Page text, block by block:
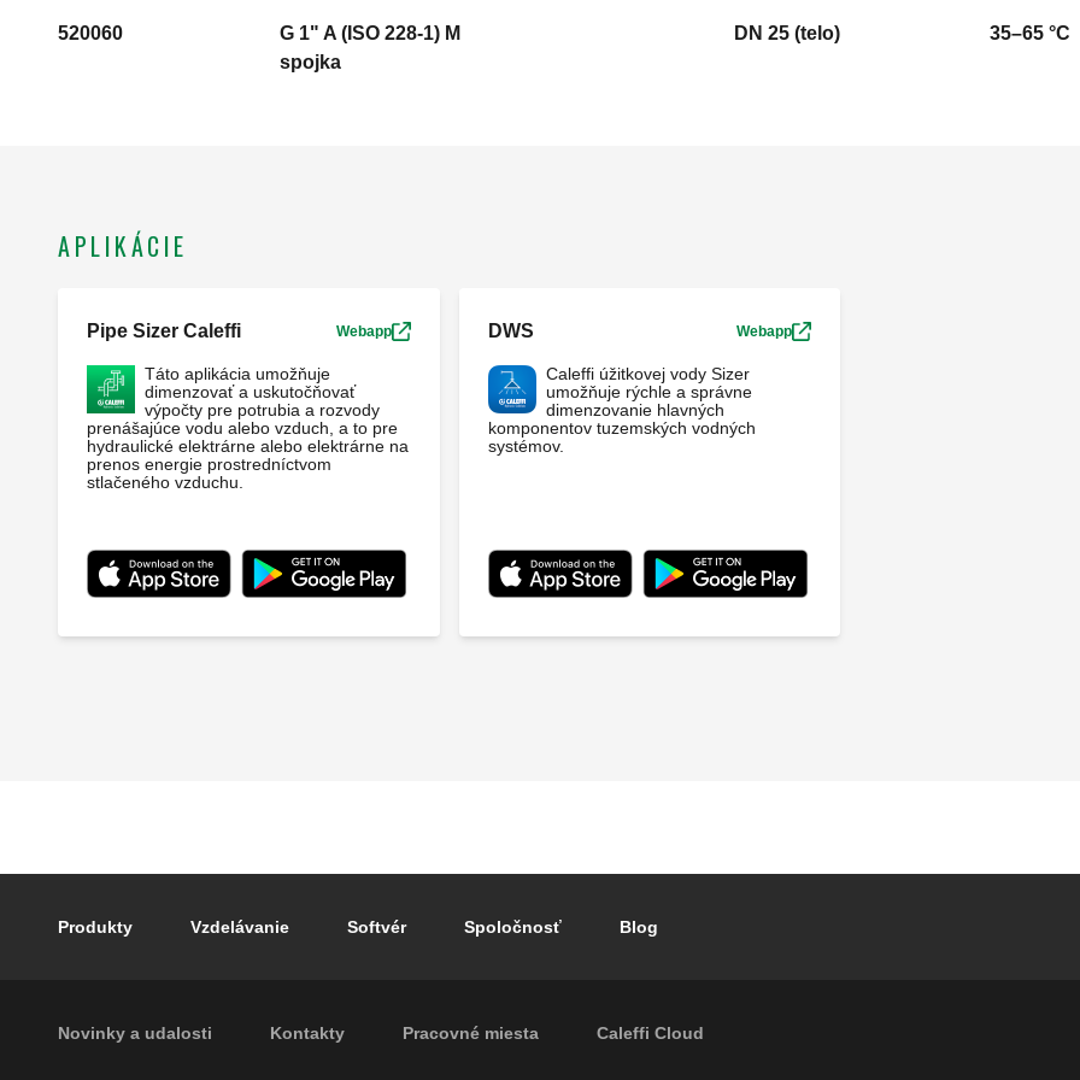
520060
G 1" A (ISO 228-1) M
spojka
DN 25 (telo)
35–65 °C
APLIKÁCIE
Pipe Sizer Caleffi Webapp
Táto aplikácia umožňuje
dimenzovať a uskutočňovať
výpočty pre potrubia a rozvody
prenášajúce vodu alebo vzduch, a to pre
hydraulické elektrárne alebo elektrárne na
prenos energie prostredníctvom
stlačeného vzduchu.
DWS Webapp
Caleffi úžitkovej vody Sizer
umožňuje rýchle a správne
dimenzovanie hlavných
komponentov tuzemských vodných
systémov.
Footer main navigation
Produkty Vzdelávanie Softvér Spoločnosť Blog
Footer secondary navigation
Novinky a udalosti Kontakty Pracovné miesta Caleffi Cloud